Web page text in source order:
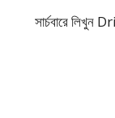
সার্চবারে লিখুন